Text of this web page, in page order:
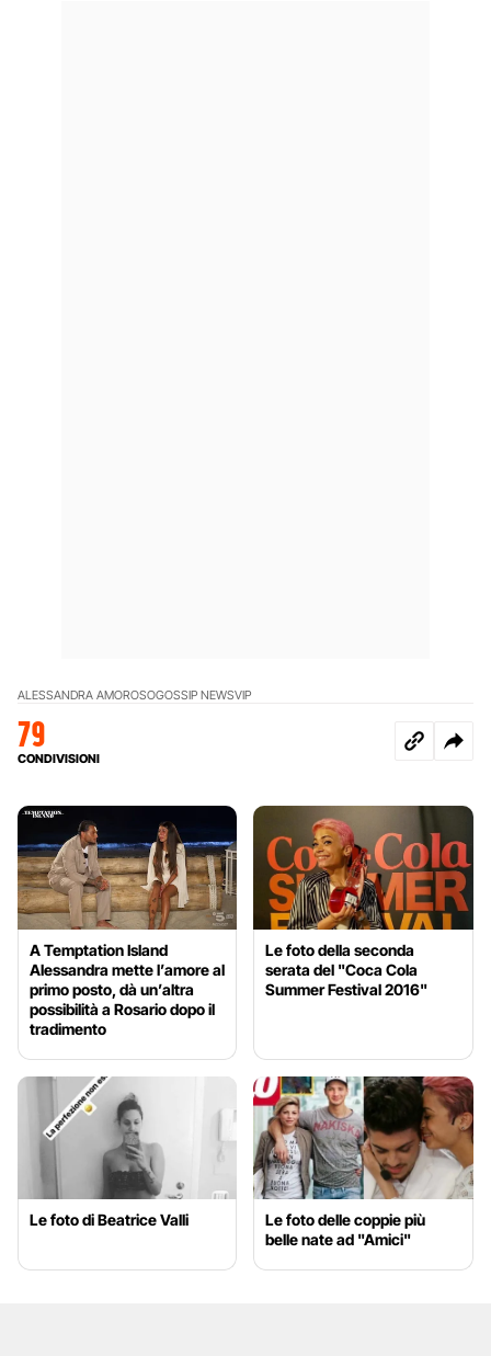
ALESSANDRA AMOROSOGOSSIP NEWSVIP
79
CONDIVISIONI
A Temptation Island
Alessandra mette l’amore al
primo posto, dà un’altra
possibilità a Rosario dopo il
tradimento
Le foto della seconda
serata del "Coca Cola
Summer Festival 2016"
Le foto di Beatrice Valli
Le foto delle coppie più
belle nate ad "Amici"